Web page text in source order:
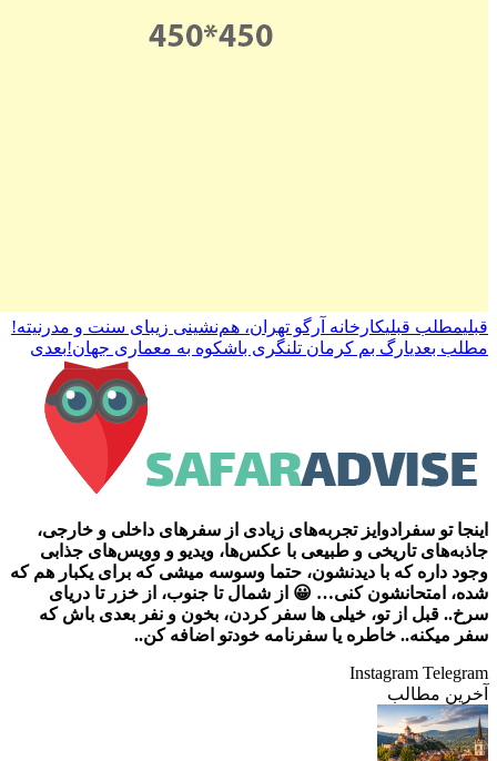
قبلیمطلب قبلیکارخانه آرگو تهران، هم‌نشینی زیبای سنت و مدرنیته!
مطلب بعدیارگ بم کرمان تلنگری باشکوه به معماری جهان!بعدی
اینجا تو سفرادوایز تجربه‌های زیادی از سفرهای داخلی و خارجی،
جاذبه‌های تاریخی و طبیعی با عکس‌ها، ویدیو و وویس‌های جذابی
وجود داره که با دیدنشون، حتما وسوسه میشی که برای یکبار هم که
شده، امتحانشون کنی… 😀 از شمال تا جنوب، از خزر تا دریای
سرخ.. قبل از تو، خیلی ها سفر کردن، بخون و نفر بعدی باش که
سفر میکنه.. خاطره یا سفرنامه خودتو اضافه کن..
Instagram Telegram
آخرین مطالب